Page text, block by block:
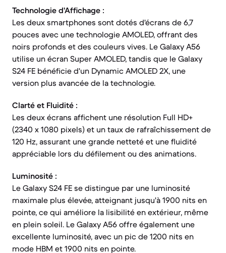
Technologie d'Affichage :
Les deux smartphones sont dotés d'écrans de 6,7
pouces avec une technologie AMOLED, offrant des
noirs profonds et des couleurs vives. Le Galaxy A56
utilise un écran Super AMOLED, tandis que le Galaxy
S24 FE bénéficie d'un Dynamic AMOLED 2X, une
version plus avancée de la technologie.
Clarté et Fluidité :
Les deux écrans affichent une résolution Full HD+
(2340 x 1080 pixels) et un taux de rafraîchissement de
120 Hz, assurant une grande netteté et une fluidité
appréciable lors du défilement ou des animations.
Luminosité :
Le Galaxy S24 FE se distingue par une luminosité
maximale plus élevée, atteignant jusqu'à 1900 nits en
pointe, ce qui améliore la lisibilité en extérieur, même
en plein soleil. Le Galaxy A56 offre également une
excellente luminosité, avec un pic de 1200 nits en
mode HBM et 1900 nits en pointe.